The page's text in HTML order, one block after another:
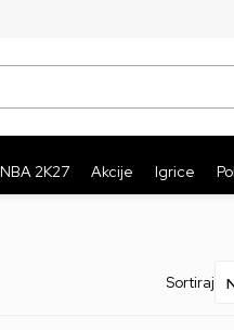
NBA 2K27 Akcije Igrice
Sortiraj